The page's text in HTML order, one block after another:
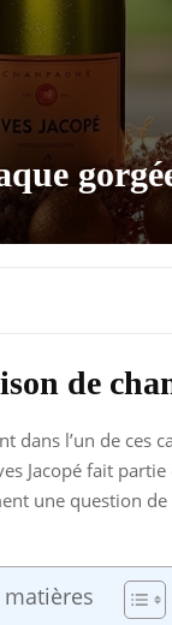
de
dans l’un de ces
Jacopé fait
une question